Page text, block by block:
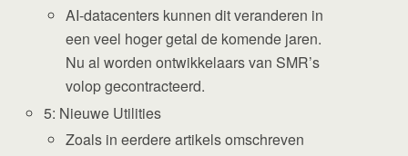
AI-datacenters kunnen dit veranderen in
een veel hoger getal de komende jaren.
Nu al worden ontwikkelaars van SMR’s
volop gecontracteerd.
5: Nieuwe Utilities
Zoals in eerdere artikels omschreven